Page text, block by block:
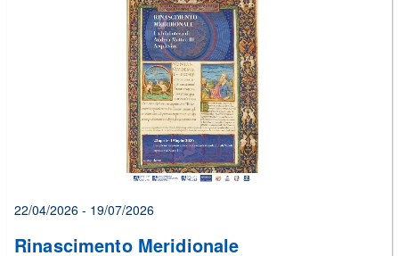
22/04/2026 - 19/07/2026
Rinascimento Meridionale